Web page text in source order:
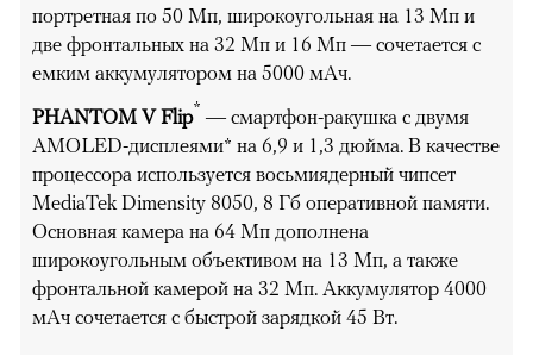
портретная по 50 Мп, широкоугольная на 13 Мп и
две фронтальных на 32 Мп и 16 Мп — сочетается с
емким аккумулятором на 5000 мАч.
PHANTOM V Flip* — смартфон-ракушка с двумя
AMOLED-дисплеями* на 6,9 и 1,3 дюйма. В качестве
процессора используется восьмиядерный чипсет
MediaTek Dimensity 8050, 8 Гб оперативной памяти.
Основная камера на 64 Мп дополнена
широкоугольным объективом на 13 Мп, а также
фронтальной камерой на 32 Мп. Аккумулятор 4000
мАч сочетается с быстрой зарядкой 45 Вт.